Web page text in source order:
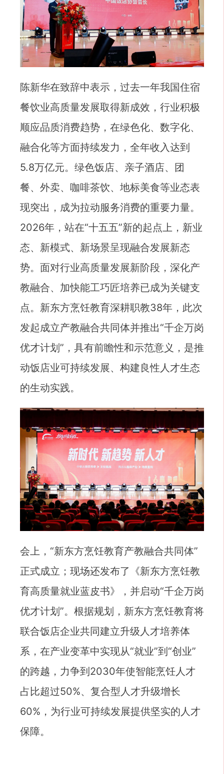
陈新华在致辞中表示，过去一年我国住宿
餐饮业高质量发展取得新成效，行业积极
顺应品质消费趋势，在绿色化、数字化、
融合化等方面持续发力，全年收入达到
5.8万亿元。绿色饭店、亲子酒店、团
餐、外卖、咖啡茶饮、地标美食等业态表
现突出，成为拉动服务消费的重要力量。
2026年，站在“十五五”新的起点上，新业
态、新模式、新场景呈现融合发展新态
势。面对行业高质量发展新阶段，深化产
教融合、加快能工巧匠培养已成为关键支
点。新东方烹饪教育深耕职教38年，此次
发起成立产教融合共同体并推出“千企万岗
优才计划”，具有前瞻性和示范意义，是推
动饭店业可持续发展、构建良性人才生态
的生动实践。
会上，“新东方烹饪教育产教融合共同体”
正式成立；现场还发布了《新东方烹饪教
育高质量就业蓝皮书》，并启动“千企万岗
优才计划”。根据规划，新东方烹饪教育将
联合饭店企业共同建立升级人才培养体
系，在产业变革中实现从“就业”到“创业”
的跨越，力争到2030年使智能烹饪人才
占比超过50%、复合型人才升级增长
60%，为行业可持续发展提供坚实的人才
保障。